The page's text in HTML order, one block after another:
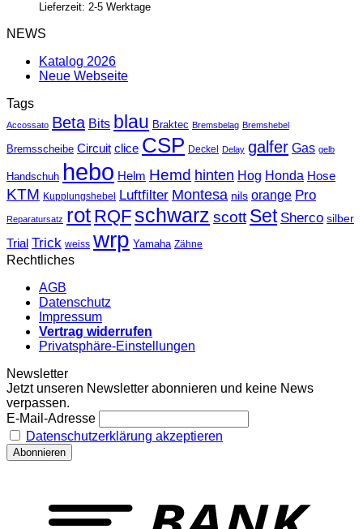
Lieferzeit: 2-5 Werktage
NEWS
Katalog 2026
Neue Webseite
Tags
Accossato Beta Bits blau Braktec Bremsbelag Bremshebel
Bremsscheibe Circuit clice CSP Deckel Delay galfer Gas gelb
Handschuh hebo Helm Hemd hinten Hog Honda Hose
KTM Kupplungshebel Luftfilter Montesa nils orange Pro
Reparatursatz rot RQF schwarz scott Set Sherco silber
Trial Trick weiss wrp Yamaha Zähne
Rechtliches
AGB
Datenschutz
Impressum
Vertrag widerrufen
Privatsphäre-Einstellungen
Newsletter
Jetzt unseren Newsletter abonnieren und keine News
verpassen.
E-Mail-Adresse
Datenschutzerklärung akzeptieren